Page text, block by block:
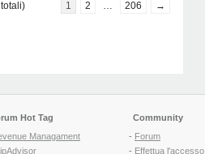
1 2 … 206 →
Hot Tag
Managament
Community
- Forum
- Effettua l'accesso